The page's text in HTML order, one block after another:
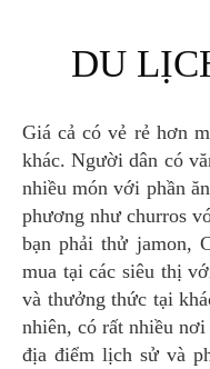
DU
Giá cả có vẻ rẻ hơn một chút so với các nước Tây Âu
khác. Người dân có
nhiều món với phần
phương như churros
bạn phải thử jamon,
mua tại các siêu thị
và thưởng thức tại
nhiên, có rất nhiều nơi
địa điểm lịch sử và